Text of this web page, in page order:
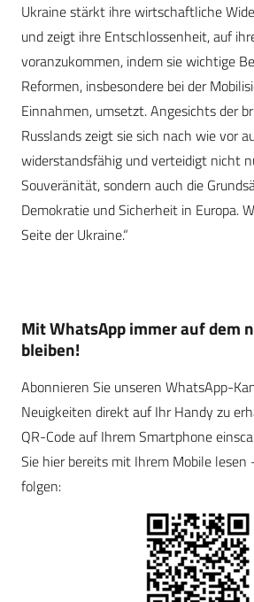
Ukraine stärkt ihre wirtschaftliche
und zeigt ihre Entschlossenheit, auf
voranzukommen, indem sie wichtige
Reformen, insbesondere bei der
Einnahmen, umsetzt. Angesichts der
Russlands zeigt sie sich nach wie vor
widerstandsfähig und verteidigt nicht
Souveränität, sondern auch die
Demokratie und Sicherheit in Europa.
Seite der Ukraine.“
Mit WhatsApp immer auf dem
bleiben!
Abonnieren Sie unseren WhatsApp-
Neuigkeiten direkt auf Ihr Handy zu
QR-Code auf Ihrem Smartphone
Sie hier bereits mit Ihrem Mobile lesen
folgen: